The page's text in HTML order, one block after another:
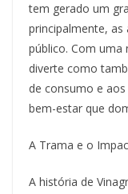
tem gerado um
principalmente, as
público. Com uma
diverte como
de consumo e
bem-estar que
A Trama e o
A história de